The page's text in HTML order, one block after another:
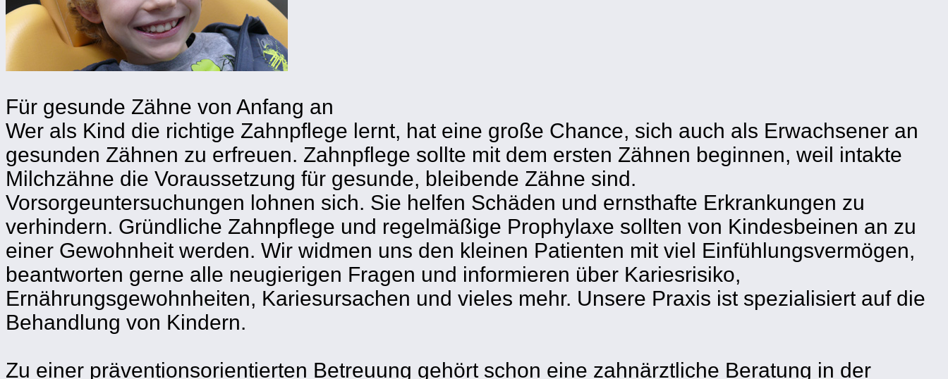
Für gesunde Zähne von Anfang an
Wer als Kind die richtige Zahnpflege lernt, hat eine große Chance, sich auch als Erwachsener an
gesunden Zähnen zu erfreuen. Zahnpflege sollte mit dem ersten Zähnen beginnen, weil intakte
Milchzähne die Voraussetzung für gesunde, bleibende Zähne sind.
Vorsorgeuntersuchungen lohnen sich. Sie helfen Schäden und ernsthafte Erkrankungen zu
verhindern. Gründliche Zahnpflege und regelmäßige Prophylaxe sollten von Kindesbeinen an zu
einer Gewohnheit werden. Wir widmen uns den kleinen Patienten mit viel Einfühlungsvermögen,
beantworten gerne alle neugierigen Fragen und informieren über Kariesrisiko,
Ernährungsgewohnheiten, Kariesursachen und vieles mehr. Unsere Praxis ist spezialisiert auf die
Behandlung von Kindern.
Zu einer präventionsorientierten Betreuung gehört schon eine zahnärztliche Beratung in der